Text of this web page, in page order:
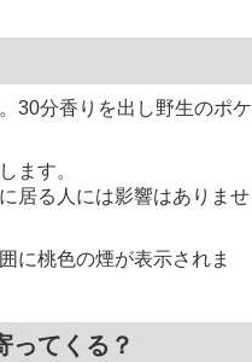
30分香りを出し野生のポケ
ます。
居る人には影響はありませ
に桃色の煙が表示されま
ってくる？